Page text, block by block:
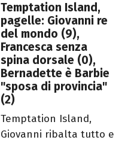
Temptation Island,
pagelle: Giovanni re
del mondo (9),
Francesca senza
spina dorsale (0),
Bernadette è Barbie
"sposa di provincia"
(2)
Temptation Island,
Giovanni ribalta tutto e